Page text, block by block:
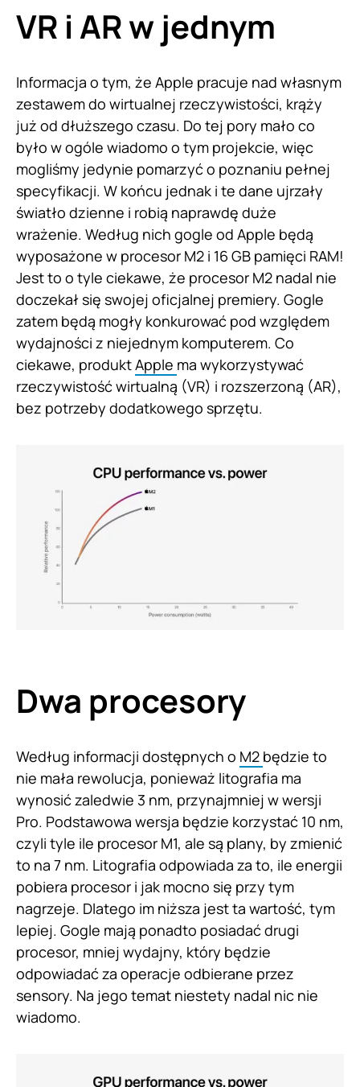
VR i AR w jednym
Informacja o tym, że Apple pracuje nad własnym
zestawem do wirtualnej rzeczywistości, krąży
już od dłuższego czasu. Do tej pory mało co
było w ogóle wiadomo o tym projekcie, więc
mogliśmy jedynie pomarzyć o poznaniu pełnej
specyfikacji. W końcu jednak i te dane ujrzały
światło dzienne i robią naprawdę duże
wrażenie. Według nich gogle od Apple będą
wyposażone w procesor M2 i 16 GB pamięci RAM!
Jest to o tyle ciekawe, że procesor M2 nadal nie
doczekał się swojej oficjalnej premiery. Gogle
zatem będą mogły konkurować pod względem
wydajności z niejednym komputerem. Co
ciekawe, produktApple ma wykorzystywać
rzeczywistość wirtualną (VR) i rozszerzoną (AR),
bez potrzeby dodatkowego sprzętu.
Dwa procesory
Według informacji dostępnych o M2 będzie to
nie mała rewolucja, ponieważ litografia ma
wynosić zaledwie 3 nm, przynajmniej w wersji
Pro. Podstawowa wersja będzie korzystać 10 nm,
czyli tyle ile procesor M1, ale są plany, by zmienić
to na 7 nm. Litografia odpowiada za to, ile energii
pobiera procesor i jak mocno się przy tym
nagrzeje. Dlatego im niższa jest ta wartość, tym
lepiej. Gogle mają ponadto posiadać drugi
procesor, mniej wydajny, który będzie
odpowiadać za operacje odbierane przez
sensory. Na jego temat niestety nadal nic nie
wiadomo.